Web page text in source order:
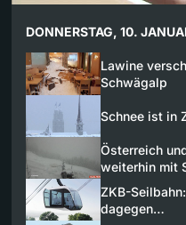
DONNERSTAG, 10.
Lawine
Schwägalp
Schnee ist in
Österreich
weiterhin mit
ZKB-
dagegen…